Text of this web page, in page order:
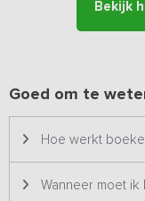
voetbalveld,
de maanden april tot
Kinderbedjes en
Bekijk
Goed om te
Hoe werkt
Wanneer moet ik